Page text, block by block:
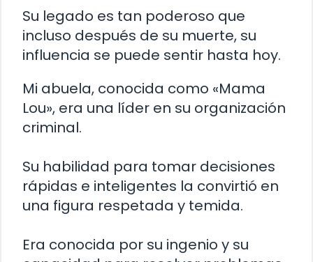
Su legado es tan poderoso que
incluso después de su muerte, su
influencia se puede sentir hasta hoy.
Mi abuela, conocida como «Mama
Lou», era una líder en su organización
criminal.
Su habilidad para tomar decisiones
rápidas e inteligentes la convirtió en
una figura respetada y temida.
Era conocida por su ingenio y su